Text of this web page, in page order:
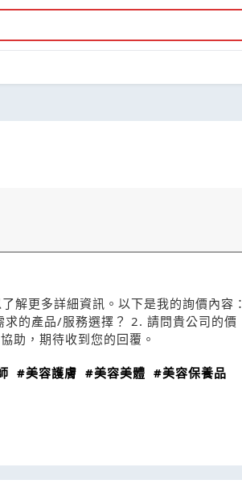
解更多詳細資訊。以下是我的詢價內容：
的產品/服務選擇？ 2. 請問貴公司的價
助，期待收到您的回覆。
#美容護膚 #美容美體 #美容保養品